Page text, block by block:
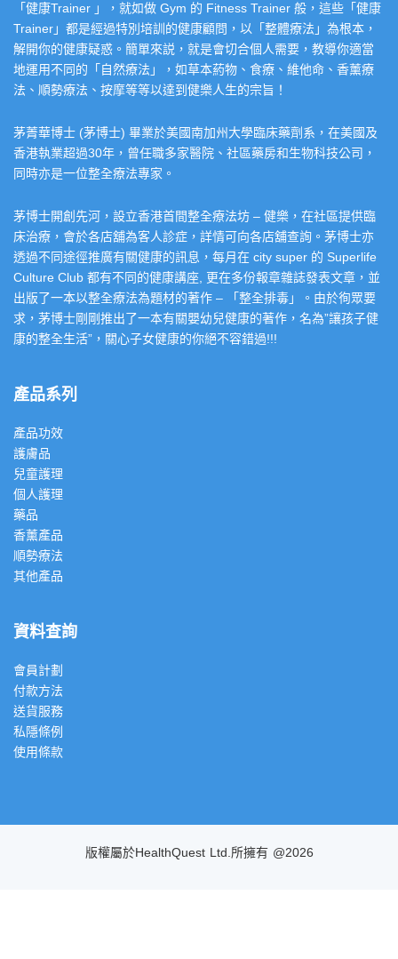
「健康Trainer 」，就如做 Gym 的 Fitness Trainer 般，這些「健康
Trainer」都是經過特別培訓的健康顧問，以「整體療法」為根本，
解開你的健康疑惑。簡單來説，就是會切合個人需要，教導你適當
地運用不同的「自然療法」，如草本葯物、食療、維他命、香薰療
法、順勢療法、按摩等等以達到健樂人生的宗旨！
茅菁華博士 (茅博士) 畢業於美國南加州大學臨床藥劑系，在美國及
香港執業超過30年，曾任職多家醫院、社區藥房和生物科技公司，
同時亦是一位整全療法專家。
茅博士開創先河，設立香港首間整全療法坊 – 健樂，在社區提供臨
床治療，會於各店舖為客人診症，詳情可向各店舖查詢。茅博士亦
透過不同途徑推廣有關健康的訊息，每月在 city super 的 Superlife
Culture Club 都有不同的健康講座, 更在多份報章雜誌發表文章，並
出版了一本以整全療法為題材的著作 – 「整全排毒」。由於徇眾要
求，茅博士剛剛推出了一本有關嬰幼兒健康的著作，名為”讓孩子健
康的整全生活”，關心子女健康的你絕不容錯過!!!
產品系列
產品功效
護膚品
兒童護理
個人護理
藥品
香薰產品
順勢療法
其他產品
資料查詢
會員計劃
付款方法
送貨服務
私隱條例
使用條款
版權屬於HealthQuest Ltd.所擁有 @2026